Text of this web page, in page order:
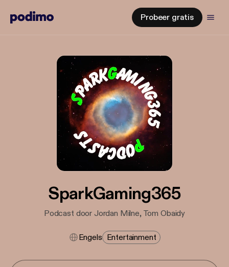
Probeer gratis
SparkGaming365
Podcast door Jordan Milne, Tom Obaidy
Engels Entertainment